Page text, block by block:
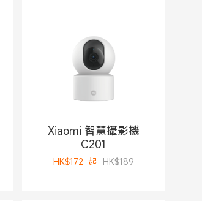
Xiaomi 智慧攝影機
C201
HK$172 起 HK$189